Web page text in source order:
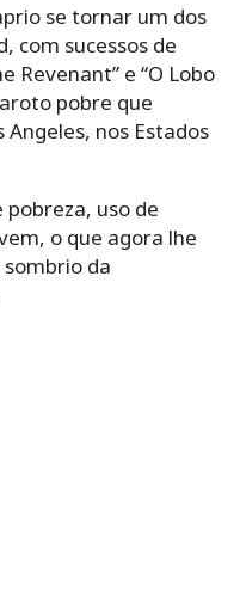
se tornar um dos
com sucessos de
Revenant” e “O Lobo
pobre que
nos Estados
uso de
o que agora lhe
da